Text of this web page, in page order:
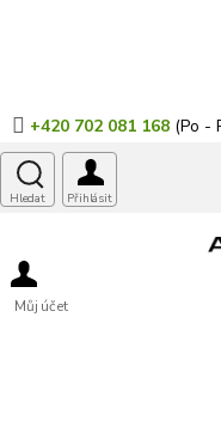
+420 702 081 168
Můj účet